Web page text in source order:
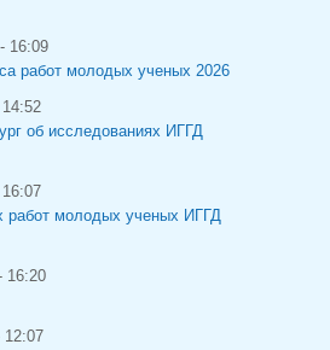
16:09
работ молодых ученых 2026
об исследованиях ИГГД
работ молодых ученых ИГГД
16:20
12:07